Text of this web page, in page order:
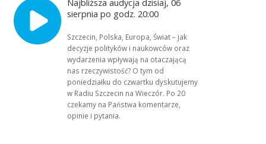
sierpnia po godz. 20:00
Szczecin, Polska, Europa, Świat – jak
decyzje polityków i naukowców oraz
wydarzenia wpływają na otaczającą
nas rzeczywistość? O tym od
poniedziałku do czwartku dyskutujemy
w Radiu Szczecin na Wieczór. Po 20
czekamy na Państwa komentarze,
opinie i pytania.